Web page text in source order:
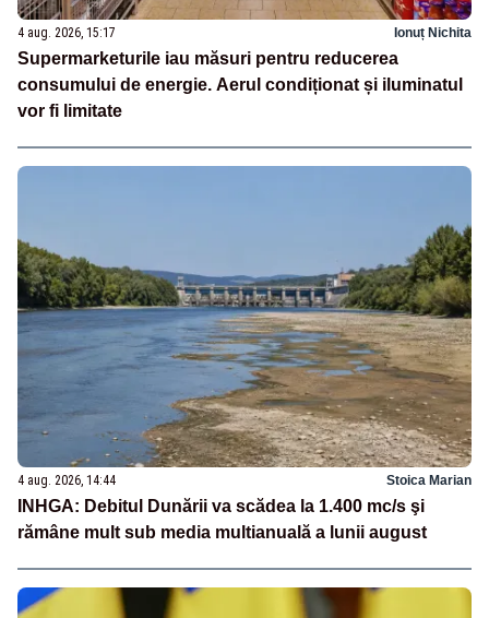
4 aug. 2026, 15:17 Ionuț Nichita
Supermarketurile iau măsuri pentru reducerea
consumului de energie. Aerul condiționat și iluminatul
vor fi limitate
4 aug. 2026, 14:44 Stoica Marian
INHGA: Debitul Dunării va scădea la 1.400 mc/s şi
rămâne mult sub media multianuală a lunii august